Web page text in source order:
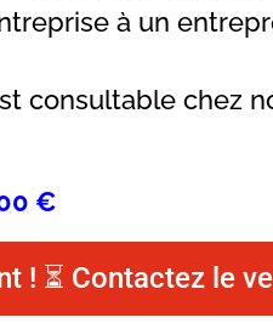
à un
consultable chez
€
! ⏳ Contactez le